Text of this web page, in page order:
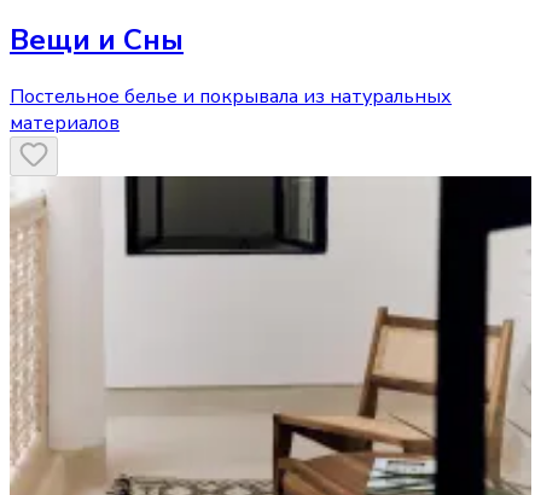
Вещи и Сны
Постельное белье и покрывала из натуральных
материалов